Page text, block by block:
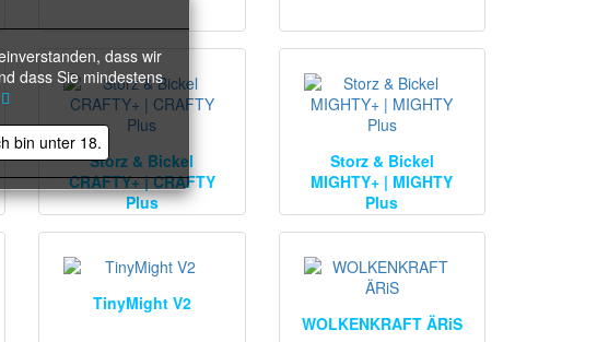
dass wir
dass Sie mindestens
bin unter 18.
Storz & Bickel
CRAFTY+ | CRAFTY
Plus
Storz & Bickel
MIGHTY+ | MIGHTY
Plus
TinyMight V2
WOLKENKRAFT ÄRiS